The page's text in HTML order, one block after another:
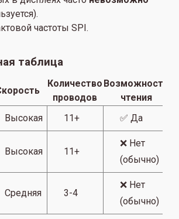
частоты SPI.
таблица
Количество
проводов
Возможность
чтения
Высокая 11+ ✅ Да
Высокая 11+
❌ Нет
(обычно)
Средняя 3-4
❌ Нет
(обычно)